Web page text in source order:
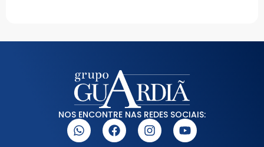
NOS ENCONTRE NAS REDES SOCIAIS: